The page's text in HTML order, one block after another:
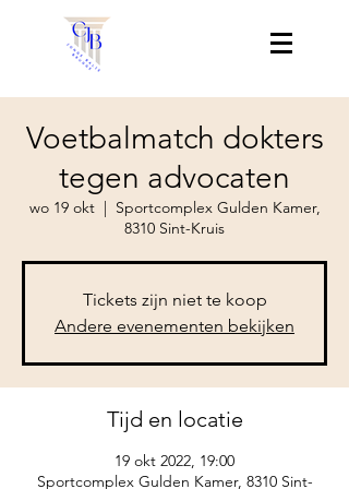
Voetbalmatch dokters
tegen advocaten
wo 19 okt
  |
Sportcomplex Gulden Kamer,
8310 Sint-Kruis
Tickets zijn niet te koop
Andere evenementen bekijken
Tijd en locatie
19 okt 2022, 19:00
Sportcomplex Gulden Kamer, 8310 Sint-